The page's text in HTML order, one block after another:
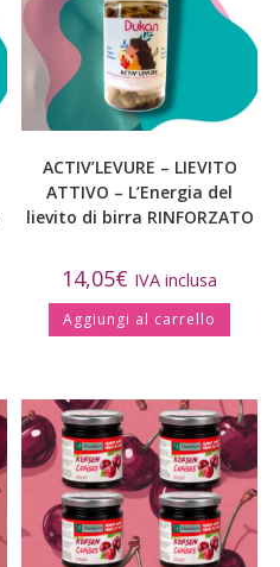
ACTIV’LEVURE – LIEVITO
ATTIVO – L’Energia del
lievito di birra RINFORZATO
14,05€ IVA inclusa
Aggiungi al carrello